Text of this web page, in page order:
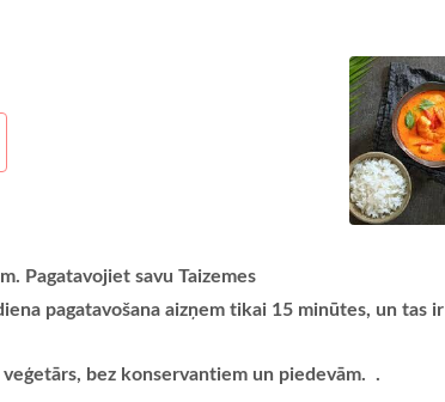
Pagatavojiet savu Taizemes
pagatavošana aizņem tikai 15 minūtes, un tas
bez konservantiem un piedevām. .